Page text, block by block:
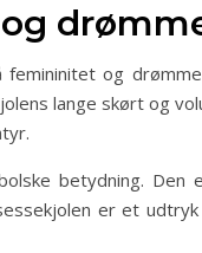
og
lange skørt og
betydning. Den
er et